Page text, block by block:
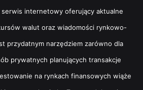
internetowy oferujący aktualne
walut oraz wiadomości rynkowo-
przydatnym narzędziem zarówno dla
prywatnych planujących transakcje
na rynkach finansowych wiąże